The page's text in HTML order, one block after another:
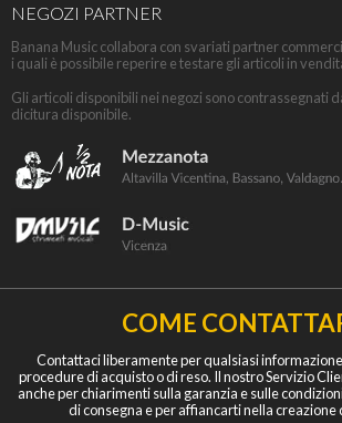
NEGOZI PARTNER
Banana Music collabora con svariati partner
i quali è possibile reperire e testare gli articoli in
Gli articoli disponibili nei negozi sono contrassegnati
dicitura disponibile.
COME
Contattaci liberamente per qualsiasi
procedure di acquisto o di reso. Il nostro Servizio
anche per chiarimenti sulla garanzia e sulle
di consegna e per affiancarti nella creazione